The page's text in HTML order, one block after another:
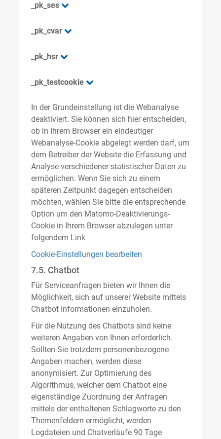
_pk_ses
_pk_cvar
_pk_hsr
_pk_testcookie
In der Grundeinstellung ist die Webanalyse
deaktiviert. Sie können sich hier entscheiden,
ob in Ihrem Browser ein eindeutiger
Webanalyse-Cookie abgelegt werden darf, um
dem Betreiber der Website die Erfassung und
Analyse verschiedener statistischer Daten zu
ermöglichen. Wenn Sie sich zu einem
späteren Zeitpunkt dagegen entscheiden
möchten, wählen Sie bitte die entsprechende
Option um den Matomo-Deaktivierungs-
Cookie in Ihrem Browser abzulegen unter
folgendem Link
Cookie-Einstellungen bearbeiten
7.5. Chatbot
Für Serviceanfragen bieten wir Ihnen die
Möglichkeit, sich auf unserer Website mittels
Chatbot Informationen einzuholen.
Für die Nutzung des Chatbots sind keine
weiteren Angaben von Ihnen erforderlich.
Sollten Sie trotzdem personenbezogene
Angaben machen, werden diese
anonymisiert. Zur Optimierung des
Algorithmus, welcher dem Chatbot eine
eigenständige Zuordnung der Anfragen
mittels der enthaltenen Schlagworte zu den
Themenfeldern ermöglicht, werden
Logdateien und Chatverläufe 90 Tage